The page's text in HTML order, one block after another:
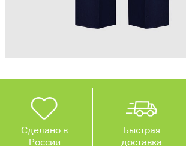
Сделано в
России
Быстрая
доставка